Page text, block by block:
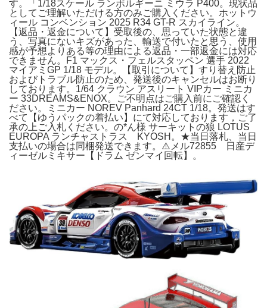
す。「1/18スケール ランボルギーニ ミウラ P400。現状品
としてご理解いただける方のみご購入ください。ホットウ
ィール コンベンション 2025 R34 GT-R スカイライン。
【返品・返金について】受取後の、思っていた状態と違
う、写真にないキズがあった、輸送で付いたと思う、使用
感が予想よりある等の理由による返品・一部返金には対応
できません。F1 マックス・フェルスタッペン 選手 2022
マイアミGP 1/18 モデル。【取引について】すり替え防止
およびトラブル防止のため、発送後のキャンセルはお断り
しております。1/64 クラウン アスリート VIPカー ミニカ
ー 33DREAMS&ENOX。ご不明点はご購入前にご確認く
ださい。ミニカー NOREV Panhard 24CT 1/18。発送はす
べて【ゆうパックの着払い】にて対応しております，ご了
承の上ご入札ください。の*ん様 サーキットの狼 LOTUS
EUROPA ランチャストラス KYOSH。★当日落札、当日
支払いの場合は同梱発送できます。⚠️メル72855 日産デ
ィーゼルミキサー【ドラム ゼンマイ回転】。